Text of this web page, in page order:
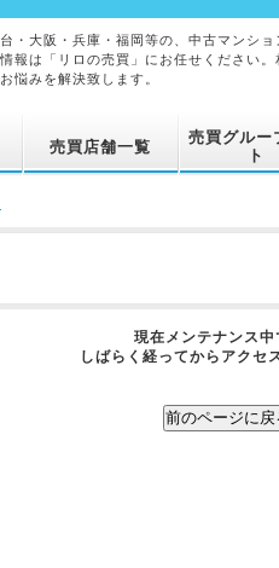
・大阪・兵庫・福岡等の、中古マンショ
報は「リロの売買」にお任せください。
悩みを解決致します。
売買店舗一覧
売買グルー
ト
現在メンテナンス中
しばらく経ってからアクセ